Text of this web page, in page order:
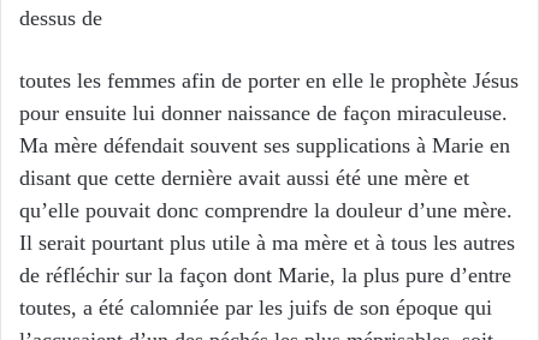
dessus de
toutes les femmes afin de porter en elle le prophète Jésus
pour ensuite lui donner naissance de façon miraculeuse.
Ma mère défendait souvent ses supplications à Marie en
disant que cette dernière avait aussi été une mère et
qu’elle pouvait donc comprendre la douleur d’une mère.
Il serait pourtant plus utile à ma mère et à tous les autres
de réfléchir sur la façon dont Marie, la plus pure d’entre
toutes, a été calomniée par les juifs de son époque qui